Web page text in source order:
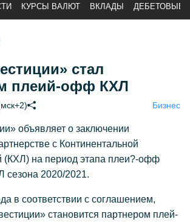
КУРСЫ ВАЛЮТ ВКЛАДЫ ДЕБЕТОВЫЕ
стал
плеий-офф КХЛ
Бизнес
объявляет о заключении
с Континентальной
(КХЛ) на период этапа плеи?-офф
сезона 2020/2021.
в соответствии с соглашением,
становится партнером плей-